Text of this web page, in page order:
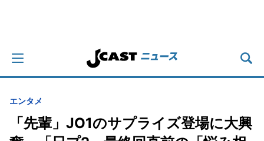
エンタメ
「先輩」JO1のサプライズ登場に大興